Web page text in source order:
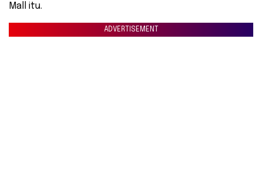
Mall itu.
ADVERTISEMENT